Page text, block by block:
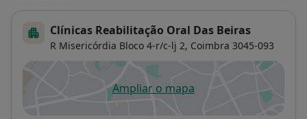
Clínicas Reabilitação Oral Das Beiras
R Misericórdia Bloco 4-r/c-lj 2, Coimbra 3045-093
Ampliar o mapaabre num novo separador